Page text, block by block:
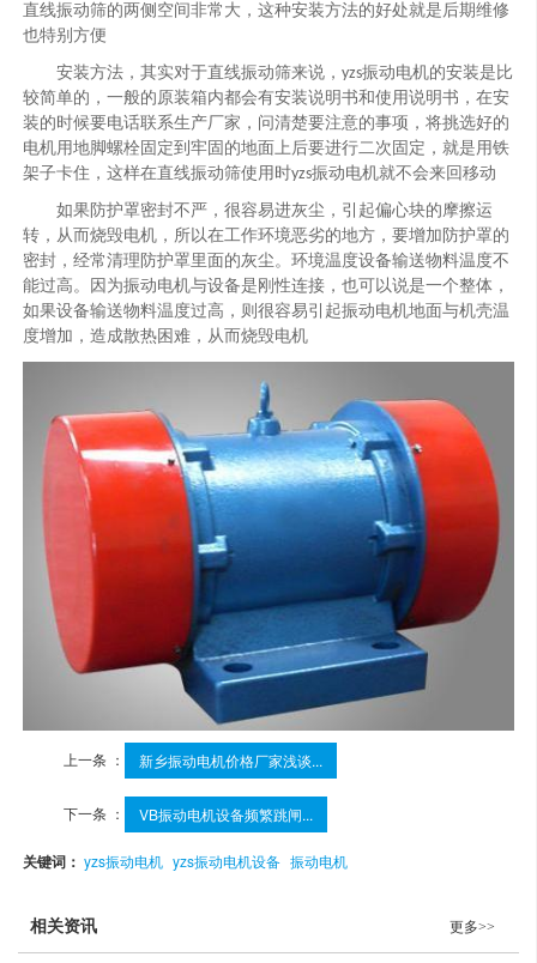
直线振动筛的两侧空间非常大，这种安装方法的好处就是后期维修
也特别方便
安装方法，其实对于直线振动筛来说，yzs振动电机的安装是比
较简单的，一般的原装箱内都会有安装说明书和使用说明书，在安
装的时候要电话联系生产厂家，问清楚要注意的事项，将挑选好的
电机用地脚螺栓固定到牢固的地面上后要进行二次固定，就是用铁
架子卡住，这样在直线振动筛使用时yzs振动电机就不会来回移动
如果防护罩密封不严，很容易进灰尘，引起偏心块的摩擦运
转，从而烧毁电机 ， 所以在工作环境恶劣的地方，要增加防护罩的
密封，经常清理防护罩里面的灰尘。环境温度设备输送物料温度不
能过高。因为振动电机与设备是刚性连接，也可以说是一个整体，
如果设备输送物料温度过高，则很容易引起振动电机地面与机壳温
度增加，造成散热困难，从而烧毁电机
上一条 ： 新乡振动电机价格厂家浅谈...
下一条 ： VB振动电机设备频繁跳闸...
关键词：yzs振动电机 yzs振动电机设备 振动电机
相关资讯 更多>>